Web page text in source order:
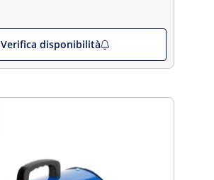
Verifica disponibilità